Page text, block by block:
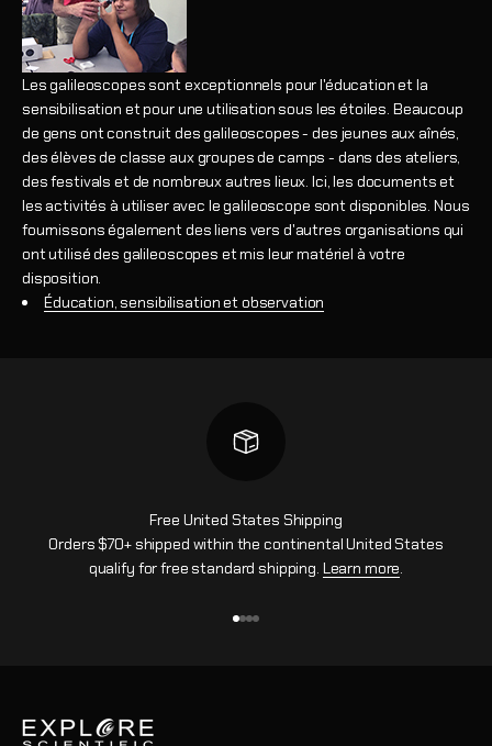
Les galileoscopes sont exceptionnels pour l'éducation et la
sensibilisation et pour une utilisation sous les étoiles. Beaucoup
de gens ont construit des galileoscopes - des jeunes aux aînés,
des élèves de classe aux groupes de camps - dans des ateliers,
des festivals et de nombreux autres lieux. Ici, les documents et
les activités à utiliser avec le galileoscope sont disponibles. Nous
fournissons également des liens vers d'autres organisations qui
ont utilisé des galileoscopes et mis leur matériel à votre
disposition.
Éducation, sensibilisation et observation
Free United States Shipping
Orders $70+ shipped within the continental United States
qualify for free standard shipping. Learn more.